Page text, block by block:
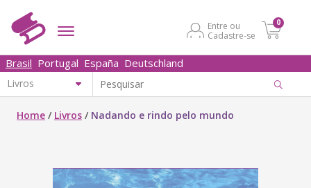
Entre ou
Cadastre-se
0
Brasil Portugal España Deutschland
Home / Livros / Nadando e rindo pelo mundo